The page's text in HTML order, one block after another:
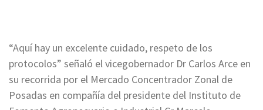
“Aquí hay un excelente cuidado, respeto de los
protocolos” señaló el vicegobernador Dr Carlos Arce en
su recorrida por el Mercado Concentrador Zonal de
Posadas en compañía del presidente del Instituto de